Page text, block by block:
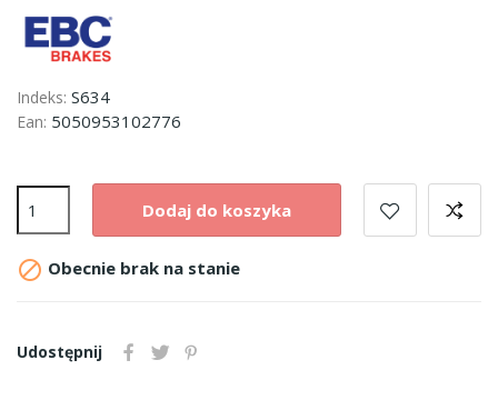
Indeks: S634
Ean: 5050953102776
Dodaj do koszyka
 Obecnie brak na stanie
Udostępnij